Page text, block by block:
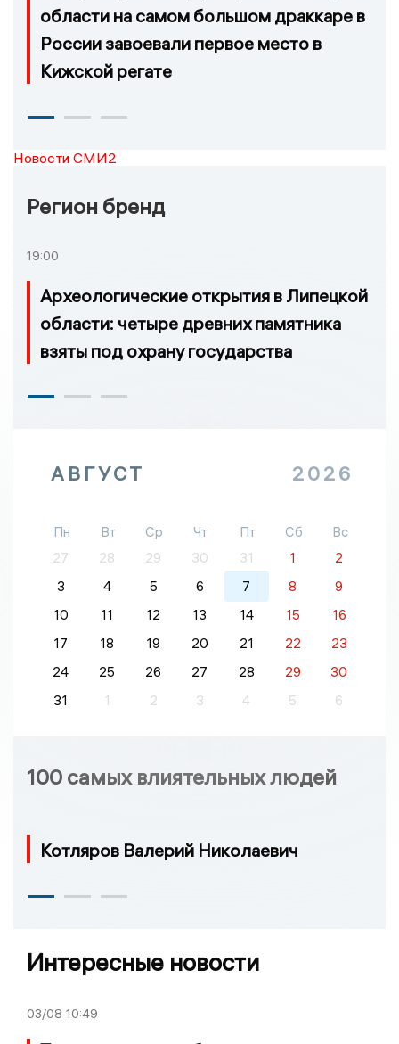
области на самом большом драккаре в
России завоевали первое место в
Кижской регате
Новости СМИ2
Регион бренд
19:00
Археологические открытия в Липецкой
области: четыре древних памятника
взяты под охрану государства
АВГУСТ 2026
Пн Вт Ср Чт Пт Сб
Вс
27
28 29 30 31 1
2
3
4 5 6 7 8
9
10
11 12 13 14 15
16
17
18 19 20 21 22
23
24
25 26 27 28 29
30
31
1 2 3 4 5 6
100 самых влиятельных людей
Котляров Валерий Николаевич
Интересные новости
03/08 10:49